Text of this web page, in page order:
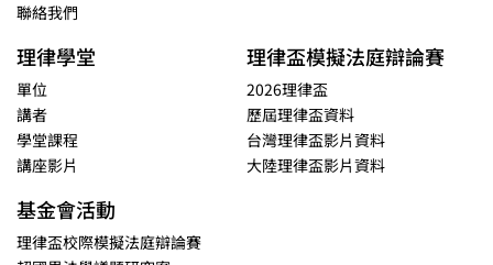
聯絡我們
理律學堂
單位
講者
學堂課程
講座影片
理律盃模擬法庭辯論賽
2026理律盃
歷屆理律盃資料
台灣理律盃影片資料
大陸理律盃影片資料
基金會活動
理律盃校際模擬法庭辯論賽